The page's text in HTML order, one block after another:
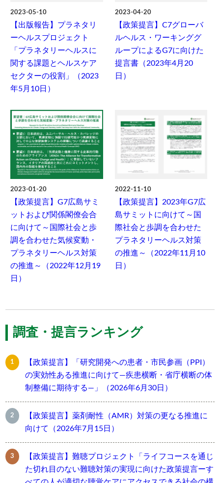
2023-05-10
【出版報告】プラネタリ
ーヘルスプロジェクト
「プラネタリーヘルスに
関する課題とヘルスケア
セクターの役割」（2023
年5月10日）
2023-04-20
【政策提言】C7グローバ
ルヘルス・ワーキンググ
ループによるG7に向けた
提言書（2023年4月20
日）
2023-01-20
【政策提言】G7広島サミ
ットおよび関係閣僚会合
に向けて～国際社会と歩
調を合わせた気候変動・
プラネタリーヘルス対策
の推進～（2022年12月19
日）
2022-11-10
【政策提言】2023年G7広
島サミットに向けて～国
際社会と歩調を合わせた
プラネタリーヘルス対策
の推進～（2022年11月10
日）
調査・提言ランキング
【政策提言】「研究開発への患者・市民参画（PPI）
の実効性ある推進に向けて―疾患横断・省庁横断の体
制整備に期待する―」（2026年6月30日）
【政策提言】薬剤耐性（AMR）対策の更なる推進に
向けて（2026年7月15日）
【政策提言】難聴プロジェクト「ライフコースを通じ
た切れ目のない難聴対策の実現に向けた政策提言ーす